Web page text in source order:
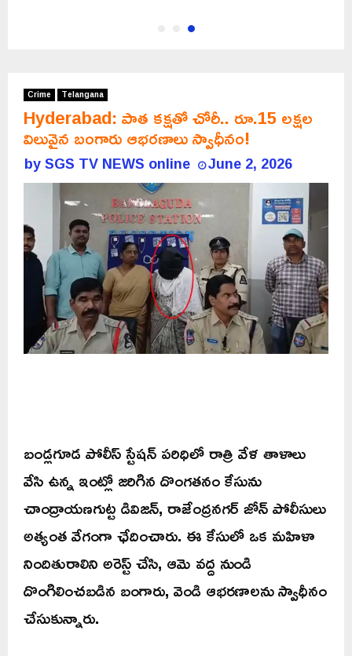
Crime Telangana
Hyderabad: పాత కక్షతో చోరీ.. రూ.15 లక్షల
విలువైన బంగారు ఆభరణాలు స్వాధీనం!
bySGS TV NEWS online June 2, 2026
బండ్లగూడ పోలీస్ స్టేషన్ పరిధిలో రాత్రి వేళ తాళాలు
వేసి ఉన్న ఇంట్లో జరిగిన దొంగతనం కేసును
చాంద్రాయణగుట్ట డివిజన్, రాజేంద్రనగర్ జోన్ పోలీసులు
అత్యంత వేగంగా ఛేదించారు. ఈ కేసులో ఒక మహిళా
నిందితురాలిని అరెస్ట్ చేసి, ఆమె వద్ద నుండి
దొంగిలించబడిన బంగారు, వెండి ఆభరణాలను స్వాధీనం
చేసుకున్నారు.